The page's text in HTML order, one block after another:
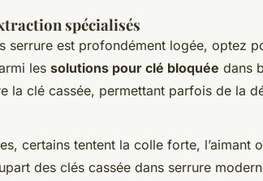
spécialisés
serrure est profondément logée, optez
les solutions pour clé bloquée dans
la clé cassée, permettant parfois de la
certains tentent la colle forte, l’aimant
des clés cassée dans serrure